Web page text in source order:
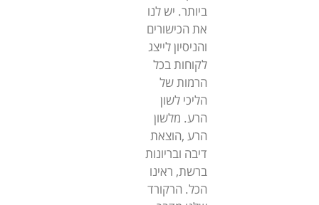
ביותר. יש לנו
את הכישורים
והניסיון לייצג
לקוחות בכל
הרמות של
הליכי לשון
הרע. מלשון
הרע ,הוצאת
דיבה ובריונות
ברשת, ראינו
הכל. הרקורד